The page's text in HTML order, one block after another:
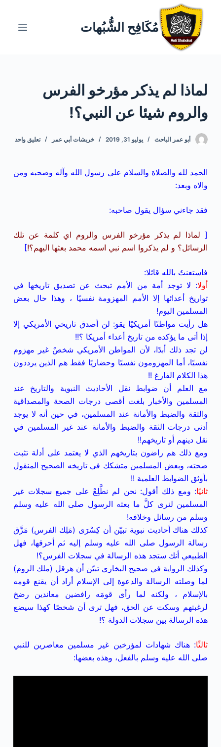
مُكَافِح الشُّبُهات
لماذا لم يذكر مؤرخو الفرس
والروم شيئا عن النبي؟!
أبو عمر الباحث يوليو 31, 2019 خربشات أبي عمر تعليق واحد
الحمد لله والصلاة والسلام على رسول الله وآله وصحبه ومن
والاه وبعد:
فقد جاءني سؤال يقول صاحبه:
[لماذا لم يذكر مؤرخو الفرس والروم اي كلمة عن تلك
الرسائل؟ و لم يذكروا اسم نبي اسمه محمد بعثها اليهم؟!]
فاستعنتُ بالله قائلا:
أولا: لا توجد أمة من الأمم تبحث عن تصديق تاريخها في
تواريخ أعدائها إلا الأمم المهزومة نفسيًا ، وهذا حال بعض
المسلمين اليوم!
هل رأيت مواطنًا أمريكيًا يقو: لن أصدق تاريخي الأمريكي إلا
إذا أتى ما يؤكده من تاريخ أعداء أمريكا ؟!!
لن تجد ذلك أبدًا، لأن المواطن الأمريكي شخصٌ غير مهزوم
نفسيًا، أما المهزومون نفسيًا وحضاريًا فقط هم الذين يرددون
هذا الكلام الفارغ !!
مع العلم أن ضوابط نقل الأحاديث النبوية والتاريخ عند
المسلمين والأخبار بلغت أقصى درجات الصحة والمصداقية
والثقة والضبط والأمانة عند المسلمين، في حين أنه لا يوجد
أدنى درجات الثقة والضبط والأمانة عند غير المسلمين في
نقل دينهم أو تاريخهم!!
ومع ذلك هم راضون بتاريخهم الذي لا يعتمد على أدلة تثبت
صحته، وبعض المسلمين متشكك في تاريخه الصحيح المنقول
بأوثق الضوابط العلمية !!
ثانيًا: ومع ذلك أقول: نحن لم نطَّلِعْ على جميع سجلات غير
المسلمين لنرى كلَّ ما بعثه الرسول صلى الله عليه وسلم
وسلم من رسائل وخلافه!
كذلك هناك أحاديث نبوية تبيّن أن كِسْرَى (مَلِك الفرس) مَزَّق
رسالة الرسول صلى الله عليه وسلم إليه ثم أحرقها، فهل
الطبيعي أنك ستجد هذه الرسالة في سجلات الفرس؟!
وكذلك الرواية في صحيح البخاري تبيّن أن هرقل (ملك الروم)
لما وصلته الرسالة والدعوة إلى الإسلام أراد أن يقنع قومه
بالإسلام ، ولكنه لما رأى قومَه رافضين معاندين رضخ
لرغبتهم وسكت عن الحق، فهل ترى أن شخصًا كهذا سيضع
هذه الرسالة بين سجلات الدولة ؟!
ثالثًا: هناك شهادات لمؤرخين غير مسلمين معاصرين للنبي
صلى الله عليه وسلم بالفعل، وهذه بعضها: